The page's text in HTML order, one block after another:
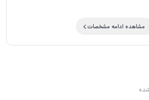
مشاهده ادامه مشخصات